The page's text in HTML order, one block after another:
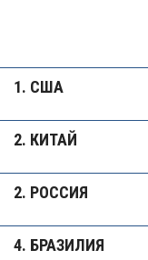
1. США
2. КИТАЙ
2. РОССИЯ
4. БРАЗИЛИЯ